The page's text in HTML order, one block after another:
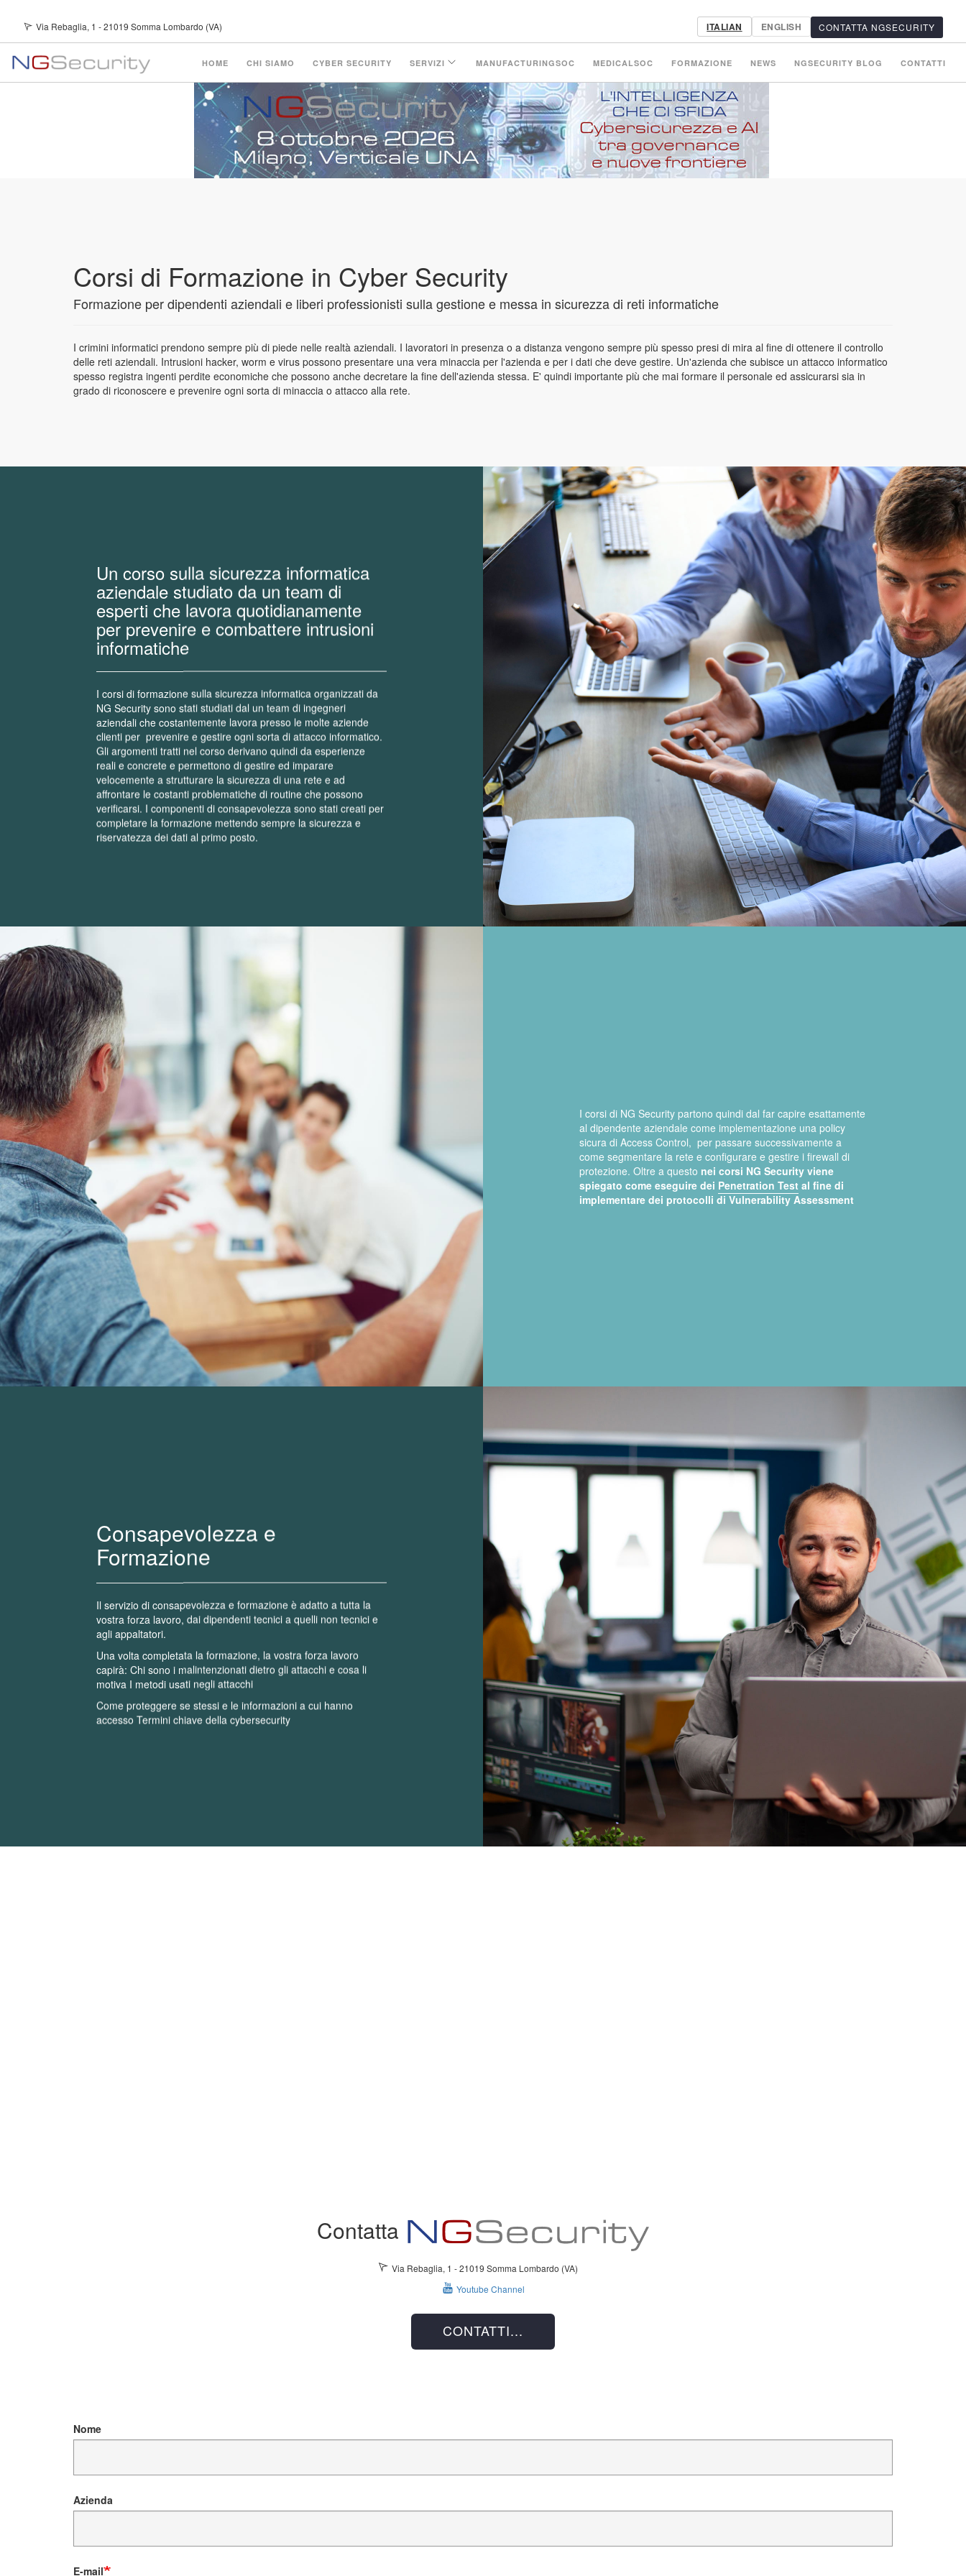
contenuto
principale
Via Rebaglia, 1 - 21019 Somma Lombardo (VA) ITALIAN ENGLISH CONTATTA NGSECURITY
Main
navigation
HOME CHI SIAMO CYBER SECURITY SERVIZI MANUFACTURINGSOC MEDICALSOC FORMAZIONE NEWS NGSECURITY BLOG CONTATTI
Corsi di Formazione in Cyber Security
Formazione per dipendenti aziendali e liberi professionisti sulla gestione e messa in sicurezza di reti informatiche
I crimini informatici prendono sempre più di piede nelle realtà aziendali. I lavoratori in presenza o a distanza vengono sempre più spesso presi di mira al fine di ottenere il controllo
delle reti aziendali. Intrusioni hacker, worm e virus possono presentare una vera minaccia per l'azienda e per i dati che deve gestire. Un'azienda che subisce un attacco informatico
spesso registra ingenti perdite economiche che possono anche decretare la fine dell'azienda stessa. E' quindi importante più che mai formare il personale ed assicurarsi sia in
grado di riconoscere e prevenire ogni sorta di minaccia o attacco alla rete.
Un corso sulla sicurezza informatica
aziendale studiato da un team di
esperti che lavora quotidianamente
per prevenire e combattere intrusioni
informatiche
I corsi di formazione sulla sicurezza informatica organizzati da
NG Security sono stati studiati dal un team di ingegneri
aziendali che costantemente lavora presso le molte aziende
clienti per prevenire e gestire ogni sorta di attacco informatico.
Gli argomenti tratti nel corso derivano quindi da esperienze
reali e concrete e permettono di gestire ed imparare
velocemente a strutturare la sicurezza di una rete e ad
affrontare le costanti problematiche di routine che possono
verificarsi. I componenti di consapevolezza sono stati creati per
completare la formazione mettendo sempre la sicurezza e
riservatezza dei dati al primo posto.
I corsi di NG Security partono quindi dal far capire esattamente
al dipendente aziendale come implementazione una policy
sicura di Access Control, per passare successivamente a
come segmentare la rete e configurare e gestire i firewall di
protezione. Oltre a questo nei corsi NG Security viene
spiegato come eseguire dei Penetration Test al fine di
implementare dei protocolli di Vulnerability Assessment
Consapevolezza e
Formazione
Il servizio di consapevolezza e formazione è adatto a tutta la
vostra forza lavoro, dai dipendenti tecnici a quelli non tecnici e
agli appaltatori.
Una volta completata la formazione, la vostra forza lavoro
capirà: Chi sono i malintenzionati dietro gli attacchi e cosa li
motiva I metodi usati negli attacchi
Come proteggere se stessi e le informazioni a cui hanno
accesso Termini chiave della cybersecurity
Contatta
Via Rebaglia, 1 - 21019 Somma Lombardo (VA)
Youtube Channel
CONTATTI...
Nome
Azienda
E-mail